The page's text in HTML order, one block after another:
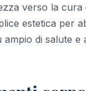
verso la cura
estetica per
di salute e